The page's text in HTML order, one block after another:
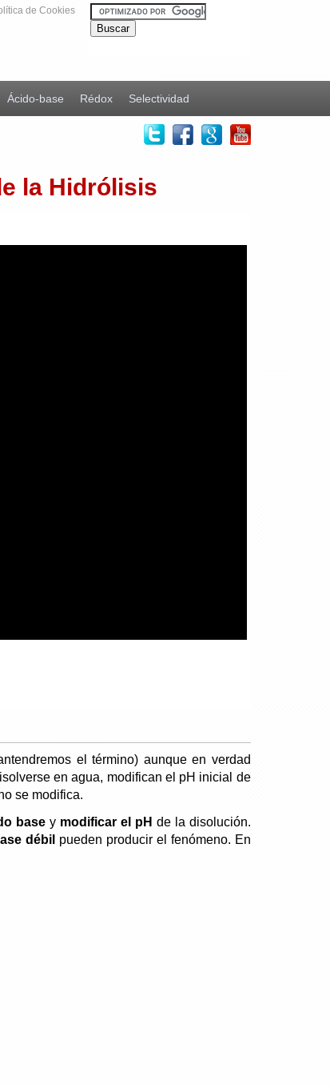
de Cookies
Ácido-base Rédox Selectividad
la Hidrólisis
el término) aunque en verdad
en agua, modifican el pH inicial de
se modifica.
basey modificar el pH de la disolución.
débil pueden producir el fenómeno. En